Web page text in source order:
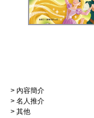
> 內容簡介
> 名人推介
> 其他